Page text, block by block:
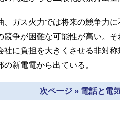
ガス火力では将来の競争力
競争が困難な可能性が高い。
社に負担を大きくさせる非対
新電電から出ている。
次ページ » 電話と電